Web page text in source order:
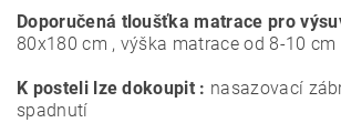
Doporučená tloušťka matrace pro
80x180 cm , výška matrace od 8-10 cm
K posteli lze dokoupit : nasazovací
spadnutí